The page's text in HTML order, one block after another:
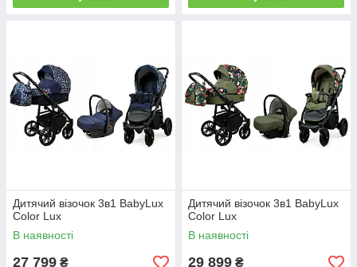
Дитячий візочок 3в1 BabyLux
Color Lux
В наявності
27 799 ₴
Дитячий візочок 3в1 BabyLux
Color Lux
В наявності
29 899 ₴